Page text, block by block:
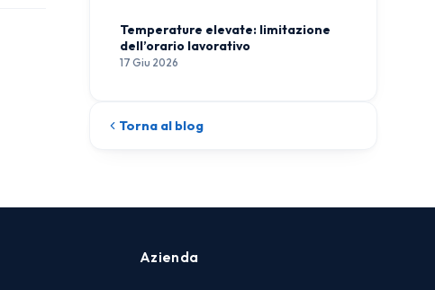
Temperature elevate: limitazione
dell’orario lavorativo
17 Giu 2026
Torna al blog
Azienda